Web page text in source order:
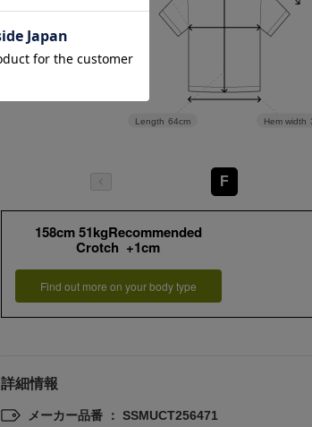
Hem width
Length 64cm
F
158cm 51kgRecommended
Crotch +1cm
Find out more on your body type
詳細情報
メーカー品番 ： SSMUCT256471